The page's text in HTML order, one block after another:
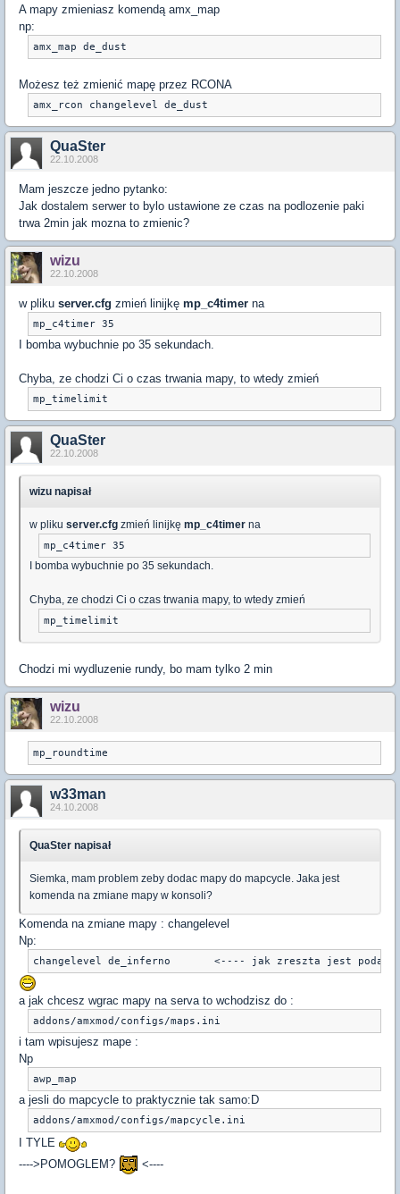
A mapy zmieniasz komendą amx_map
np:
amx_map de_dust
Możesz też zmienić mapę przez RCONA
amx_rcon changelevel de_dust
QuaSter
22.10.2008
Mam jeszcze jedno pytanko:
Jak dostalem serwer to bylo ustawione ze czas na podlozenie paki
trwa 2min jak mozna to zmienic?
wizu
22.10.2008
w pliku server.cfg zmień linijkę mp_c4timer na
mp_c4timer 35
I bomba wybuchnie po 35 sekundach.
Chyba, ze chodzi Ci o czas trwania mapy, to wtedy zmień
mp_timelimit
QuaSter
22.10.2008
wizu napisał
w pliku server.cfg zmień linijkę mp_c4timer na
mp_c4timer 35
I bomba wybuchnie po 35 sekundach.
Chyba, ze chodzi Ci o czas trwania mapy, to wtedy zmień
mp_timelimit
Chodzi mi wydluzenie rundy, bo mam tylko 2 min
wizu
22.10.2008
mp_roundtime
w33man
24.10.2008
QuaSter napisał
Siemka, mam problem zeby dodac mapy do mapcycle. Jaka jest
komenda na zmiane mapy w konsoli?
Komenda na zmiane mapy : changelevel
Np:
changelevel de_inferno       <---- jak zreszta jest podane
a jak chcesz wgrac mapy na serva to wchodzisz do :
addons/amxmod/configs/maps.ini
i tam wpisujesz mape :
Np
awp_map
a jesli do mapcycle to praktycznie tak samo:D
addons/amxmod/configs/mapcycle.ini
I TYLE
---->POMOGLEM?
<----